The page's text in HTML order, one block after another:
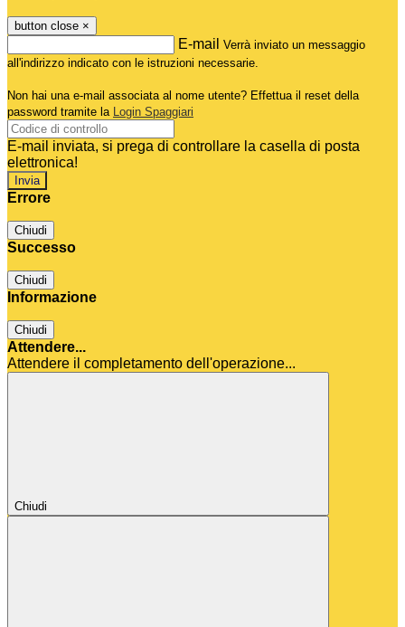
button close ×
E-mail Verrà inviato un messaggio
all'indirizzo indicato con le istruzioni necessarie.
Non hai una e-mail associata al nome utente? Effettua il reset della
password tramite la Login Spaggiari
E-mail inviata, si prega di controllare la casella di posta
elettronica!
Errore
Chiudi
Successo
Chiudi
Informazione
Chiudi
Attendere...
Attendere il completamento dell'operazione...
Chiudi